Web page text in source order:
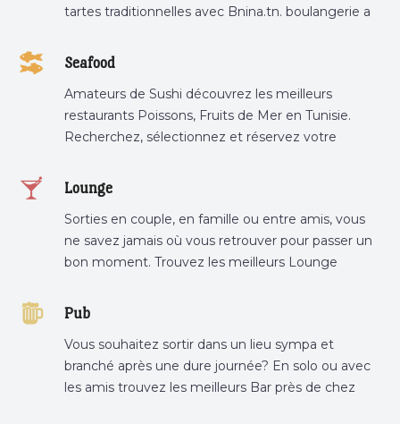
tartes traditionnelles avec Bnina.tn. boulangerie a
tunis, pâtisserie sousse .
Seafood
Amateurs de Sushi découvrez les meilleurs
restaurants Poissons, Fruits de Mer en Tunisie.
Recherchez, sélectionnez et réservez votre
Lounge
Sorties en couple, en famille ou entre amis, vous
ne savez jamais où vous retrouver pour passer un
bon moment. Trouvez les meilleurs Lounge
Pub
Vous souhaitez sortir dans un lieu sympa et
branché après une dure journée? En solo ou avec
les amis trouvez les meilleurs Bar près de chez